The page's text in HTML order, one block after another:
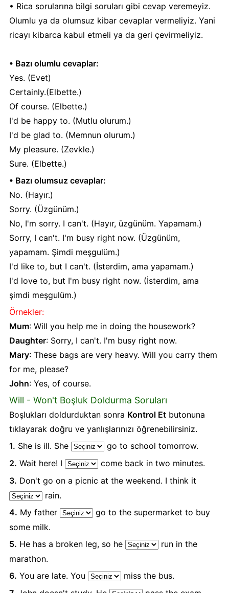
• Rica sorularına bilgi soruları gibi cevap veremeyiz.
Olumlu ya da olumsuz kibar cevaplar vermeliyiz. Yani
ricayı kibarca kabul etmeli ya da geri çevirmeliyiz.
• Bazı olumlu cevaplar:
Yes. (Evet)
Certainly.(Elbette.)
Of course. (Elbette.)
I'd be happy to. (Mutlu olurum.)
I'd be glad to. (Memnun olurum.)
My pleasure. (Zevkle.)
Sure. (Elbette.)
• Bazı olumsuz cevaplar:
No. (Hayır.)
Sorry. (Üzgünüm.)
No, I'm sorry. I can't. (Hayır, üzgünüm. Yapamam.)
Sorry, I can't. I'm busy right now. (Üzgünüm,
yapamam. Şimdi meşgulüm.)
I'd like to, but I can't. (İsterdim, ama yapamam.)
I'd love to, but I'm busy right now. (İsterdim, ama
şimdi meşgulüm.)
Örnekler:
Mum: Will you help me in doing the housework?
Daughter: Sorry, I can't. I'm busy right now.
Mary: These bags are very heavy. Will you carry them
for me, please?
John: Yes, of course.
Will - Won't Boşluk Doldurma Soruları
Boşlukları doldurduktan sonra Kontrol Etbutonuna
tıklayarak doğru ve yanlışlarınızı öğrenebilirsiniz.
1. She is ill. She
go to school tomorrow.
2. Wait here! I
come back in two minutes.
3. Don't go on a picnic at the weekend. I think it
rain.
4. My father
go to the supermarket to buy
some milk.
5. He has a broken leg, so he
run in the
marathon.
6. You are late. You
miss the bus.